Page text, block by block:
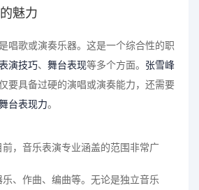
魅力
唱歌或演奏乐器。这是一个综合性的职
演技巧、 舞台表现等多个方面。 张雪峰
要具备过硬的演唱或演奏能力，还需要
台表现力。
前，音乐表演专业涵盖的范围非常广
乐、作曲、编曲等。无论是独立音乐